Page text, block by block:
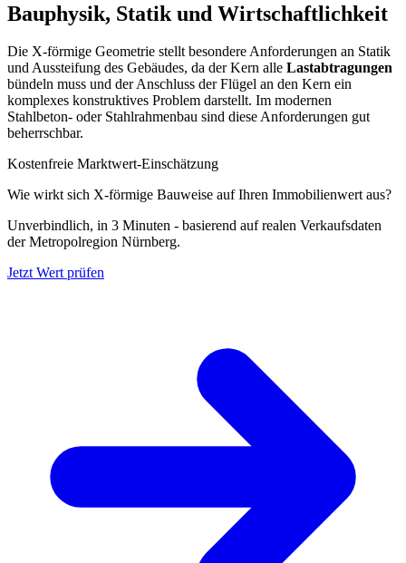
Bauphysik, Statik und Wirtschaftlichkeit
Die X-förmige Geometrie stellt besondere Anforderungen an Statik
und Aussteifung des Gebäudes, da der Kern alle Lastabtragungen
bündeln muss und der Anschluss der Flügel an den Kern ein
komplexes konstruktives Problem darstellt. Im modernen
Stahlbeton- oder Stahlrahmenbau sind diese Anforderungen gut
beherrschbar.
Kostenfreie Marktwert-Einschätzung
Wie wirkt sich X-förmige Bauweise auf Ihren Immobilienwert aus?
Unverbindlich, in 3 Minuten - basierend auf realen Verkaufsdaten
der Metropolregion Nürnberg.
Jetzt Wert prüfen